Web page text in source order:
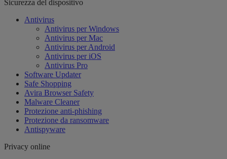
Sicurezza del dispositivo
Antivirus
Antivirus per Windows
Antivirus per Mac
Antivirus per Android
Antivirus per iOS
Antivirus Pro
Software Updater
Safe Shopping
Avira Browser Safety
Malware Cleaner
Protezione anti-phishing
Protezione da ransomware
Antispyware
Privacy online